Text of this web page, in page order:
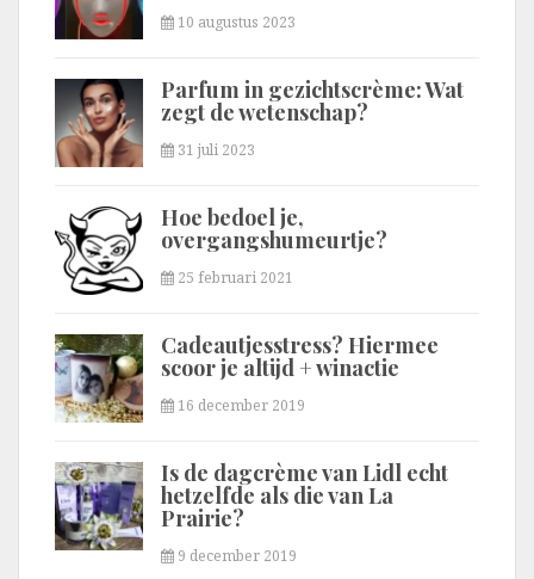
10 augustus 2023
Parfum in gezichtscrème: Wat
zegt de wetenschap?
31 juli 2023
Hoe bedoel je,
overgangshumeurtje?
25 februari 2021
Cadeautjesstress? Hiermee
scoor je altijd + winactie
16 december 2019
Is de dagcrème van Lidl echt
hetzelfde als die van La
Prairie?
9 december 2019